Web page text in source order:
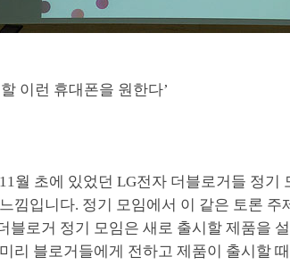
이런 휴대폰을 원한다’
월 초에 있었던 LG전자 더블로거들 정기
낌입니다. 정기 모임에서 이 같은 토론
블로거 정기 모임은 새로 출시할 제품을
리 블로거들에게 전하고 제품이 출시할